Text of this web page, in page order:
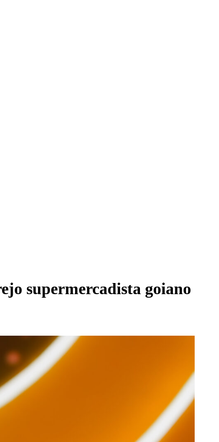
supermercadista goiano